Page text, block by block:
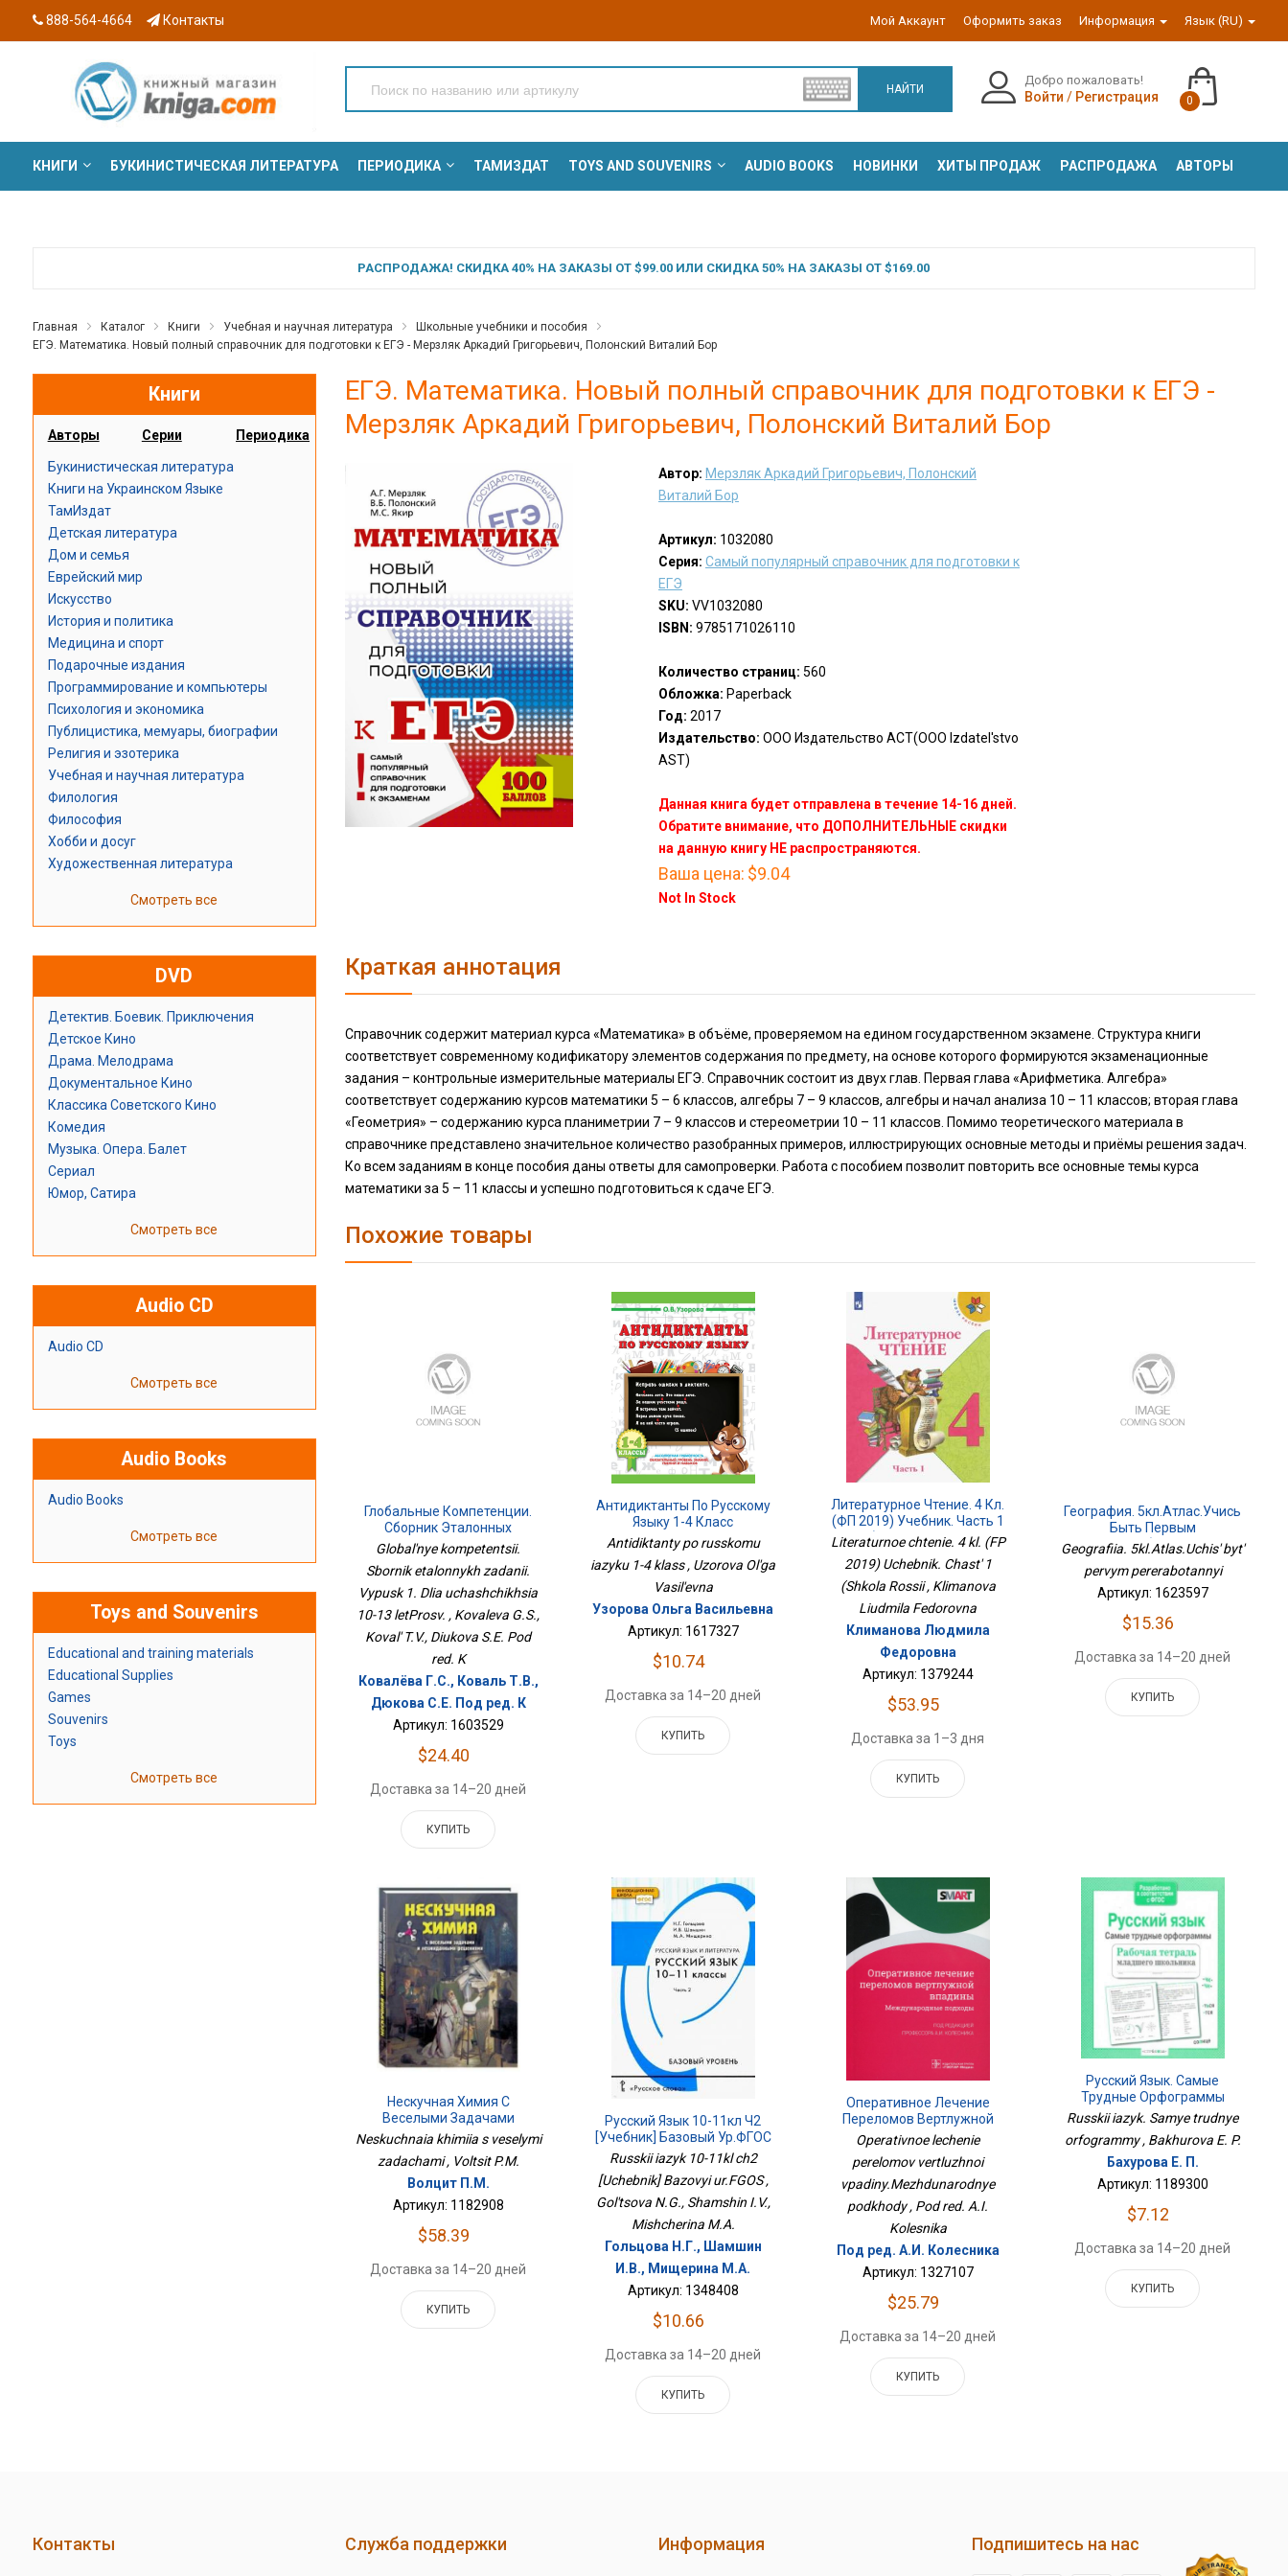
888-564-4664 Контакты Мой Аккаунт Оформить заказ Информация Язык (RU)
НАЙТИ
Добро пожаловать!
Войти / Регистрация 0
КНИГИ БУКИНИСТИЧЕСКАЯ ЛИТЕРАТУРА ПЕРИОДИКА ТАМИЗДАТ TOYS AND SOUVENIRS AUDIO BOOKS НОВИНКИ ХИТЫ ПРОДАЖ РАСПРОДАЖА АВТОРЫ
РАСПРОДАЖА! СКИДКА 40% НА ЗАКАЗЫ ОТ $99.00 ИЛИ СКИДКА 50% НА ЗАКАЗЫ ОТ $169.00
Главная Каталог Книги Учебная и научная литература
Школьные учебники и пособия
ЕГЭ. Математика. Новый полный справочник для подготовки к ЕГЭ - Мерзляк Аркадий Григорьевич, Полонский Виталий Бор
Книги
Авторы Серии Периодика
Букинистическая литература
Книги на Украинском Языке
ТамИздат
Детская литература
Дом и семья
Еврейский мир
Искусство
История и политика
Медицина и спорт
Подарочные издания
Программирование и компьютеры
Психология и экономика
Публицистика, мемуары, биографии
Религия и эзотерика
Учебная и научная литература
Филология
Философия
Хобби и досуг
Художественная литература
Смотреть все
DVD
Детектив. Боевик. Приключения
Детское Кино
Драма. Мелодрама
Документальное Кино
Классика Советского Кино
Комедия
Музыка. Опера. Балет
Сериал
Юмор, Сатира
Смотреть все
Audio CD
Audio CD
Смотреть все
Audio Books
Audio Books
Смотреть все
Toys and Souvenirs
Educational and training materials
Educational Supplies
Games
Souvenirs
Toys
Смотреть все
ЕГЭ. Математика. Новый полный справочник для подготовки к ЕГЭ -
Мерзляк Аркадий Григорьевич, Полонский Виталий Бор
Автор: Мерзляк Аркадий Григорьевич, Полонский
Виталий Бор
Артикул: 1032080
Серия: Самый популярный справочник для подготовки к
ЕГЭ
SKU: VV1032080
ISBN: 9785171026110
Количество страниц: 560
Обложка: Paperback
Год: 2017
Издательство: ООО Издательство АСТ(OOO Izdatel'stvo
AST)
Данная книга будет отправлена в течение 14-16 дней.
Обратите внимание, что ДОПОЛНИТЕЛЬНЫЕ скидки
на данную книгу НЕ распространяются.
Ваша цена: $9.04
Not In Stock
Краткая аннотация
Справочник содержит материал курса «Математика» в объёме, проверяемом на едином государственном экзамене. Структура книги
соответствует современному кодификатору элементов содержания по предмету, на основе которого формируются экзаменационные
задания – контрольные измерительные материалы ЕГЭ. Справочник состоит из двух глав. Первая глава «Арифметика. Алгебра»
соответствует содержанию курсов математики 5 – 6 классов, алгебры 7 – 9 классов, алгебры и начал анализа 10 – 11 классов; вторая глава
«Геометрия» – содержанию курса планиметрии 7 – 9 классов и стереометрии 10 – 11 классов. Помимо теоретического материала в
справочнике представлено значительное количество разобранных примеров, иллюстрирующих основные методы и приёмы решения задач.
Ко всем заданиям в конце пособия даны ответы для самопроверки. Работа с пособием позволит повторить все основные темы курса
математики за 5 – 11 классы и успешно подготовиться к сдаче ЕГЭ.
Похожие товары
Глобальные Компетенции.
Сборник Эталонных
Заданий. Выпуск 1. Для
Учащихся 10-13 ЛетПросв.
Global'nye kompetentsii.
Sbornik etalonnykh zadanii.
Vypusk 1. Dlia uchashchikhsia
10-13 letProsv. , Kovaleva G.S.,
Koval' T.V., Diukova S.E. Pod
red. K
Ковалёва Г.С., Коваль Т.В.,
Дюкова С.Е. Под ред. К
Артикул: 1603529
$24.40
Доставка за 14–20 дней
КУПИТЬ
Антидиктанты По Русскому
Языку 1-4 Класс
Antidiktanty po russkomu
iazyku 1-4 klass , Uzorova Ol'ga
Vasil'evna
Узорова Ольга Васильевна
Артикул: 1617327
$10.74
Доставка за 14–20 дней
КУПИТЬ
Литературное Чтение. 4 Кл.
(ФП 2019) Учебник. Часть 1
(Школа России
Literaturnoe chtenie. 4 kl. (FP
2019) Uchebnik. Chast' 1
(Shkola Rossii , Klimanova
Liudmila Fedorovna
Климанова Людмила
Федоровна
Артикул: 1379244
$53.95
Доставка за 1–3 дня
КУПИТЬ
География. 5кл.Атлас.Учись
Быть Первым
Переработанный
Geografiia. 5kl.Atlas.Uchis' byt'
pervym pererabotannyi
Артикул: 1623597
$15.36
Доставка за 14–20 дней
КУПИТЬ
Нескучная Химия С
Веселыми Задачами
Neskuchnaia khimiia s veselymi
zadachami , Voltsit P.M.
Волцит П.М.
Артикул: 1182908
$58.39
Доставка за 14–20 дней
КУПИТЬ
Русский Язык 10-11кл Ч2
[Учебник] Базовый Ур.ФГОС
Russkii iazyk 10-11kl ch2
[Uchebnik] Bazovyi ur.FGOS ,
Gol'tsova N.G., Shamshin I.V.,
Mishcherina M.A.
Гольцова Н.Г., Шамшин
И.В., Мищерина М.А.
Артикул: 1348408
$10.66
Доставка за 14–20 дней
КУПИТЬ
Оперативное Лечение
Переломов Вертлужной
Впадины.Международные
Подходы
Operativnoe lechenie
perelomov vertluzhnoi
vpadiny.Mezhdunarodnye
podkhody , Pod red. A.I.
Kolesnika
Под ред. А.И. Колесника
Артикул: 1327107
$25.79
Доставка за 14–20 дней
КУПИТЬ
Русский Язык. Самые
Трудные Орфограммы
Russkii iazyk. Samye trudnye
orfogrammy , Bakhurova E. P.
Бахурова Е. П.
Артикул: 1189300
$7.12
Доставка за 14–20 дней
КУПИТЬ
Контакты Служба поддержки Информация Подпишитесь на нас